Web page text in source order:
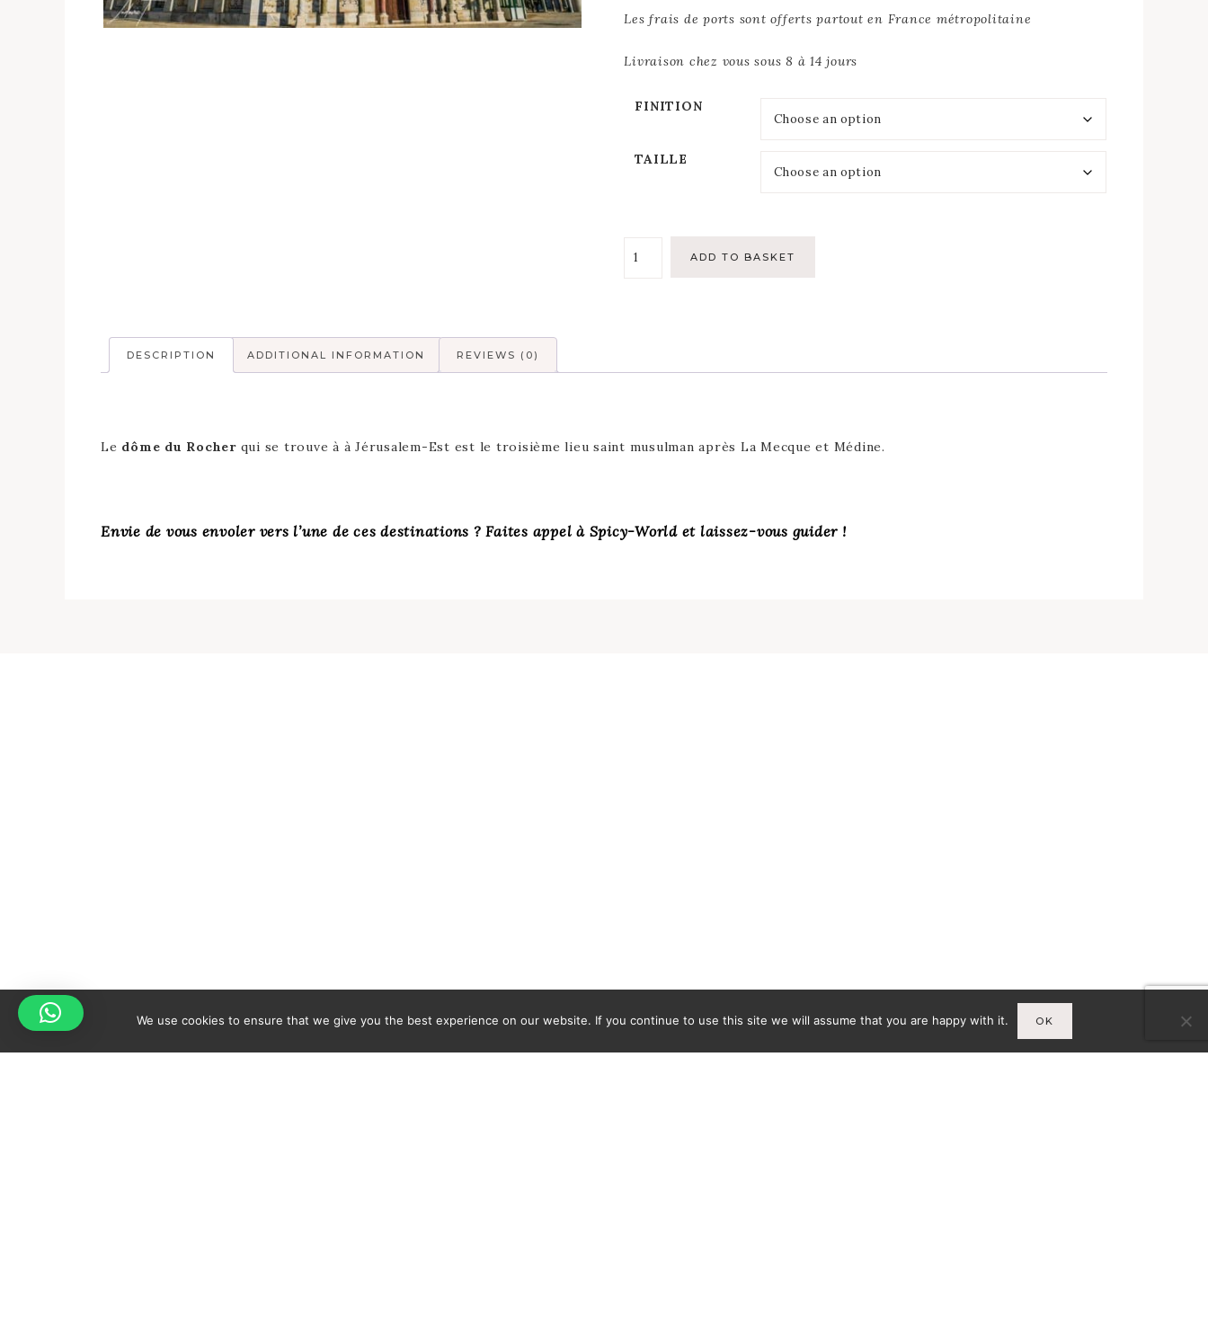
Les frais de ports sont offerts partout en France métropolitaine
Livraison chez vous sous 8 à 14 jours
FINITION
TAILLE
ADD TO BASKET
DESCRIPTION ADDITIONAL INFORMATION REVIEWS (0)
Le dôme du Rocherqui se trouve à à Jérusalem-Est est le troisième lieu saint musulman après La Mecque et Médine.
Envie de vous envoler vers l’une de ces destinations ? Faites appel à Spicy-World et laissez-vous guider !
We use cookies to ensure that we give you the best experience on our website. If you continue to use this site we will assume that you are happy with it. OK